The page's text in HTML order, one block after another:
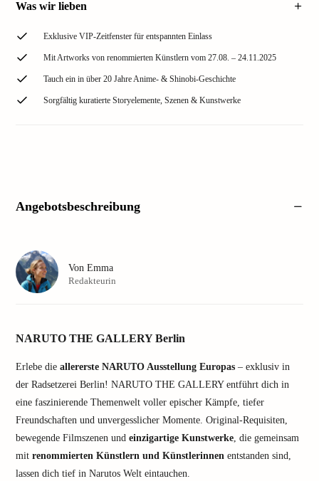
Was wir lieben
Exklusive VIP-Zeitfenster für entspannten Einlass
Mit Artworks von renommierten Künstlern vom 27.08. – 24.11.2025
Tauch ein in über 20 Jahre Anime- & Shinobi-Geschichte
Sorgfältig kuratierte Storyelemente, Szenen & Kunstwerke
Angebotsbeschreibung
NARUTO THE GALLERY Berlin
Erlebe die allererste NARUTO Ausstellung Europas – exklusiv in
der Radsetzerei Berlin! NARUTO THE GALLERY entführt dich in
eine faszinierende Themenwelt voller epischer Kämpfe, tiefer
Freundschaften und unvergesslicher Momente. Original-Requisiten,
bewegende Filmszenen und einzigartige Kunstwerke, die gemeinsam
mit renommierten Künstlern und Künstlerinnen entstanden sind,
lassen dich tief in Narutos Welt eintauchen.
Von Emma
Redakteurin